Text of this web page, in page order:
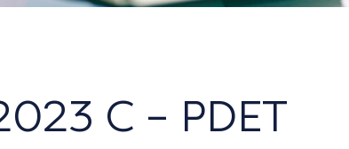
C – PDET